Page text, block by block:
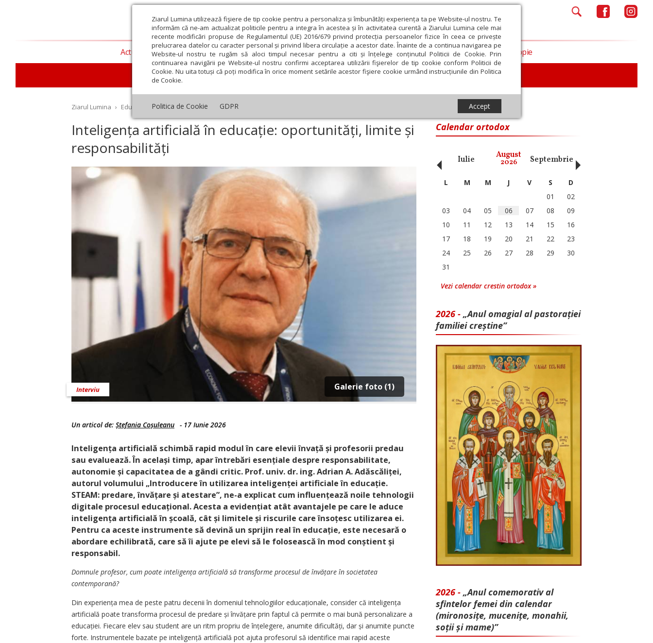
Ziarul Lumina utilizează fişiere de tip cookie pentru a personaliza și îmbunătăți experiența ta pe Website-ul nostru. Te
informăm că ne-am actualizat politicile pentru a integra în acestea și în activitatea curentă a Ziarului Lumina cele mai
recente modificări propuse de Regulamentul (UE) 2016/679 privind protecția persoanelor fizice în ceea ce privește
prelucrarea datelor cu caracter personal și privind libera circulație a acestor date. Înainte de a continua navigarea pe
Website-ul nostru te rugăm să aloci timpul necesar pentru a citi și înțelege conținutul Politicii de Cookie. Prin
continuarea navigării pe Website-ul nostru confirmi acceptarea utilizării fişierelor de tip cookie conform Politicii de
Cookie. Nu uita totuși că poți modifica în orice moment setările acestor fişiere cookie urmând instrucțiunile din Politica
de Cookie.
Politica de Cookie GDPR Accept
Actualitate religioasă Teologie și spiritualitate Educaţie și Cultură
Educaţie Lumina literară şi artistică Cultură Interviu
Societate Opinii Filantropie
Ziarul Lumina › Educaţie și Cultură › Interviu Inteligența artificială în educație: oportunități, limite și responsabilități
Inteligența artificială în educație: oportunități, limite și
responsabilități
Galerie foto (1)
Interviu
Un articol de: Ștefania Coșuleanu - 17 Iunie 2026
Inteligența artificială schimbă rapid modul în care elevii învață și profesorii predau
sau evaluează. În același timp, apar întrebări esențiale despre responsabilitate,
autonomie și capacitatea de a gândi critic. Prof. univ. dr. ing. Adrian A. Adăscăliței,
autorul volumului „Introducere în utilizarea inteligen­ței artificiale în educație.
STEAM: predare, învățare și atestare”, ne-a explicat cum influen­țea­ză noile tehnologii
digitale procesul educa­țional. Acesta a evi­den­țiat atât avantajele pe care le aduce
inteligența artificială în școa­lă, cât și limitele și riscurile care însoțesc utilizarea ei.
Pentru ca aceste instrumente să devină un sprijin real în educație, este necesară o
abordare echilibrată, care să îi ajute pe elevi să le folosească în mod conștient și
responsabil.
Domnule profesor, cum poate inteligența artificială să transforme procesul de învățare în societatea
contemporană?
Din experiența mea de peste patru decenii în domeniul tehnologiilor educaționale, consider că inteligența
artificială poate transforma procesul de predare și învățare prin faptul că permite o mai bună personalizare a
educației. Fiecare elev sau student are un ritm propriu de înțelegere, anumite dificultăți, dar și anumite puncte
forte. Instrumentele bazate pe inteligență artificială pot ajuta profesorul să identifice mai rapid aceste
Calendar ortodox
Octombrie Decembrie Iulie August
2026 Septembrie Octombrie
‹ L M M J V S
D
01
02
03
04 05 06 07 08
09
10
11 12 13 14 15
16
17
18 19 20 21 22
23
24
25 26 27 28 29
30
31
Vezi calendar crestin ortodox »
2026 - „Anul omagial al pastorației
familiei creștine”
2026 - „Anul comemorativ al
sfintelor femei din calendar
(mironosițe, mu­cenițe, monahii,
soții și mame)”